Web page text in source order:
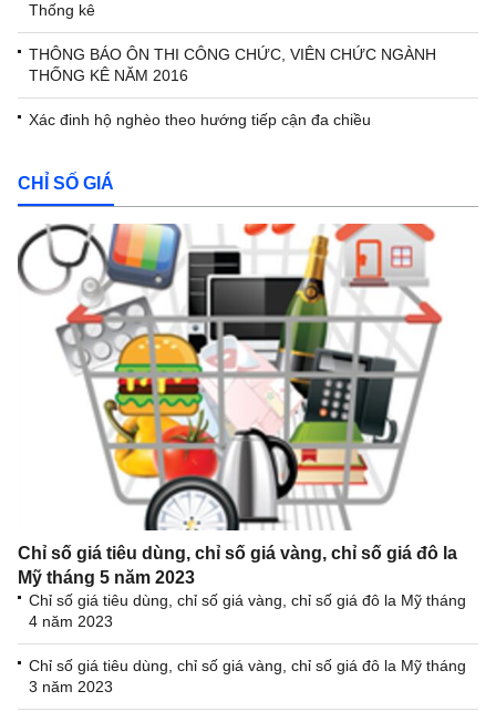
Thống kê
THÔNG BÁO ÔN THI CÔNG CHỨC, VIÊN CHỨC NGÀNH
THỐNG KÊ NĂM 2016
Xác đinh hộ nghèo theo hướng tiếp cận đa chiều
CHỈ SỐ GIÁ
Chỉ số giá tiêu dùng, chỉ số giá vàng, chỉ số giá đô la
Mỹ tháng 5 năm 2023
Chỉ số giá tiêu dùng, chỉ số giá vàng, chỉ số giá đô la Mỹ tháng
4 năm 2023
Chỉ số giá tiêu dùng, chỉ số giá vàng, chỉ số giá đô la Mỹ tháng
3 năm 2023